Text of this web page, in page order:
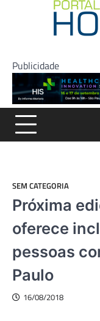
Publicidade
SEM CATEGORIA
Próxima
oferece
pessoas
Paulo
16/08/2018